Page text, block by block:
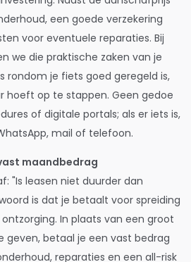
een goede verzekering
voor eventuele reparaties. Bij
we die praktische zaken van je
rondom je fiets goed geregeld is,
hoeft op te stappen. Geen gedoe
of digitale portals; als er iets is,
mail of telefoon.
maandbedrag
"Is leasen niet duurder dan
is dat je betaalt voor spreiding
In plaats van een groot
geven, betaal je een vast bedrag
reparaties en een all-risk